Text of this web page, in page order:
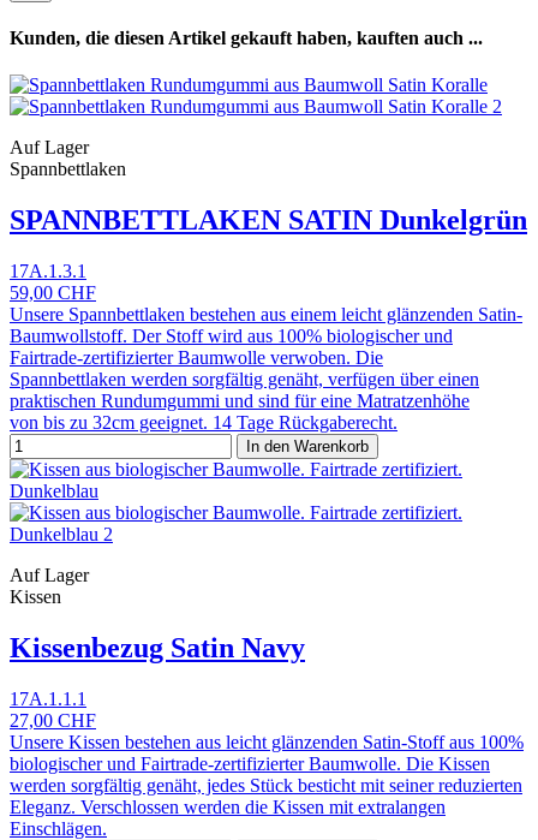
Kunden, die diesen Artikel gekauft haben, kauften auch ...
Auf Lager
Spannbettlaken
SPANNBETTLAKEN SATIN Dunkelgrün
17A.1.3.1
59,00 CHF
Unsere Spannbettlaken bestehen aus einem leicht glänzenden Satin-
Baumwollstoff. Der Stoff wird aus 100% biologischer und
Fairtrade-zertifizierter Baumwolle verwoben. Die
Spannbettlaken werden sorgfältig genäht, verfügen über einen
praktischen Rundumgummi und sind für eine Matratzenhöhe
von bis zu 32cm geeignet. 14 Tage Rückgaberecht.
In den Warenkorb
Auf Lager
Kissen
Kissenbezug Satin Navy
17A.1.1.1
27,00 CHF
Unsere Kissen bestehen aus leicht glänzenden Satin-Stoff aus 100%
biologischer und Fairtrade-zertifizierter Baumwolle. Die Kissen
werden sorgfältig genäht, jedes Stück besticht mit seiner reduzierten
Eleganz. Verschlossen werden die Kissen mit extralangen
Einschlägen.